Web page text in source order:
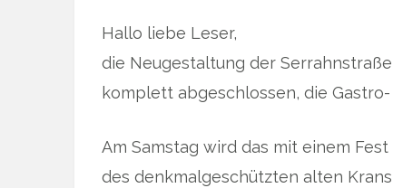
Hallo liebe Leser,
die Neugestaltung der
komplett abgeschlossen, die
Am Samstag wird das mit einem
des denkmalgeschützten alten